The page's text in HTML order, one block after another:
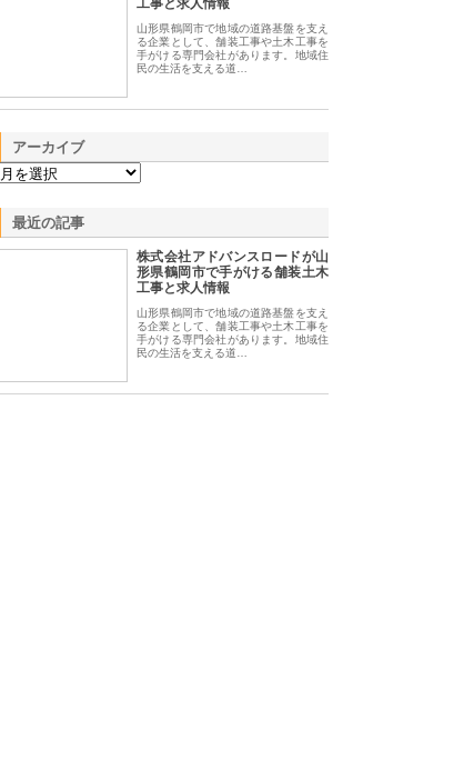
工事と求人情報
山形県鶴岡市で地域の道路基盤を支え
る企業として、舗装工事や土木工事を
手がける専門会社があります。地域住
民の生活を支える道…
アーカイブ
最近の記事
株式会社アドバンスロードが山
形県鶴岡市で手がける舗装土木
工事と求人情報
山形県鶴岡市で地域の道路基盤を支え
る企業として、舗装工事や土木工事を
手がける専門会社があります。地域住
民の生活を支える道…